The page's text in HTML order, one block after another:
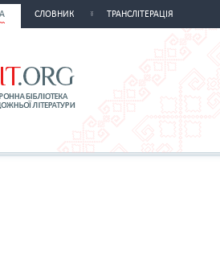
СЛОВНИК ТРАНСЛІТЕРАЦІЯ